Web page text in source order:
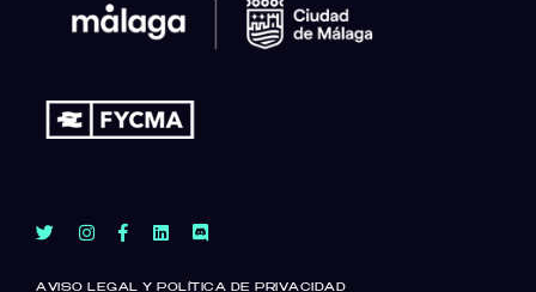
AVISO LEGAL Y POLÍTICA DE PRIVACIDAD